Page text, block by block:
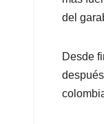
del
Desde